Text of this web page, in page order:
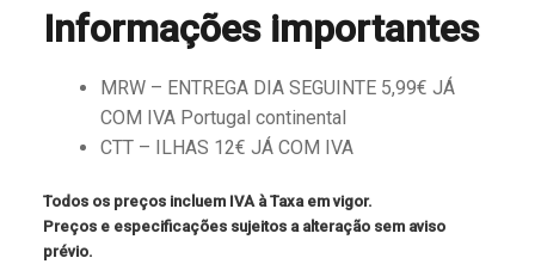
Informações importantes
MRW – ENTREGA DIA SEGUINTE 5,99€ JÁ
COM IVA Portugal continental
CTT – ILHAS 12€ JÁ COM IVA
Todos os preços incluem IVA à Taxa em vigor.
Preços e especificações sujeitos a alteração sem aviso
prévio.